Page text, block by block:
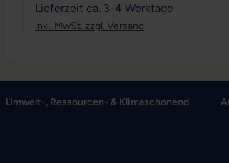
Lieferzeit ca. 3-4 Werktage
inkl. MwSt. zzgl. Versand
Umwelt-, Ressourcen- & Klimaschonend